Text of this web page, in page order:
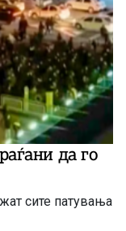
да го
сите патувања